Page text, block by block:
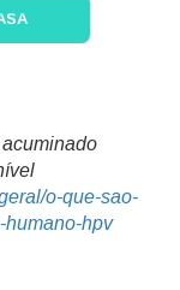
o-que-sao-
humano-hpv